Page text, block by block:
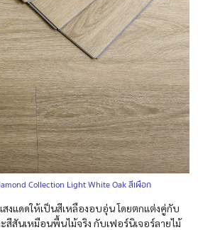
Collection Light White Oak สีเผือก
งแดดให้เป็นสีเหลืองอบอุ่น โดยตกแต่งคู่กับ
สีสันเหมือนพื้นไม้จริง กับเฟอร์นิเจอร์ลายไม้